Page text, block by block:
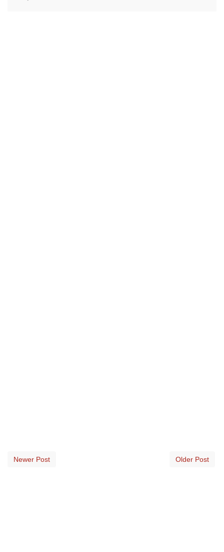
Newer Post Older Post